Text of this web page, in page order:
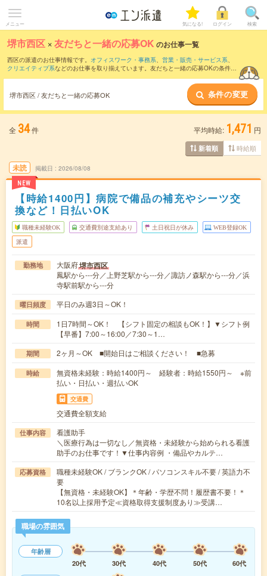
メニュー 気になる! ログイン 検索
堺市西区 ×友だちと一緒の応募OK のお仕事一覧
西区の派遣のお仕事情報です。 オフィスワーク・事務系、 営業・販売・サービス系、
クリエイティブ系などのお仕事を取り揃えています。友だちと一緒の応募OKの条件の
堺市西区 / 友だちと一緒の応募OK 条件の変更
全 34件 平均時給: 1,471 円
新着順 時給順
未読
NEW
掲載日 2026/08/08
【時給1400円】病院で備品の補充やシーツ交
換など！日払いOK
職種未経験OK 交通費別途支給あり 土日祝日が休み WEB登録OK
派遣
勤務地 大阪府堺市西区
鳳駅から---分／上野芝駅から---分／諏訪ノ森駅から---分／浜
寺駅前駅から---分
曜日頻度 平日のみ週3日～OK！
時間
1日7時間～OK！ 【シフト固定の相談もOK！】▼シフト例
【早番】7:00～16:00／7:30～1…
期間 2ヶ月～OK ■開始日はご相談ください！ ■急募
時給
無資格未経験：時給1400円～ 経験者：時給1550円～ ※前
払い・日払い・週払いOK
交通費
交通費全額支給
仕事内容
看護助手
＼医療行為は一切なし／無資格・未経験から始められる看護
助手のお仕事です！▼仕事内容例 ・備品やカルテ…
応募資格
職種未経験OK / ブランクOK / パソコンスキル不要 / 英語力不
要
【無資格・未経験OK】＊年齢・学歴不問！履歴書不要！＊
10名以上採用予定≪資格取得支援制度あり≫受講…
職場の雰囲気
年齢層
20代
30代 40代 50代
60代